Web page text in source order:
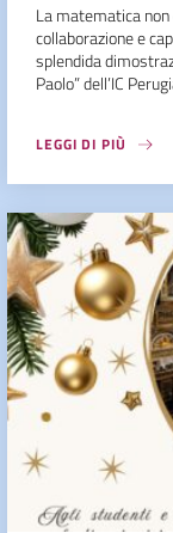
La matematica
collaborazione e
splendida
Paolo” dell’IC
LEGGI DI PIÙ